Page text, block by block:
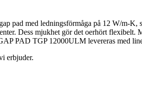
med ledningsförmåga på 12 W/m-K,
Dess mjukhet gör det oerhört
PAD TGP 12000ULM levereras med
erbjuder.